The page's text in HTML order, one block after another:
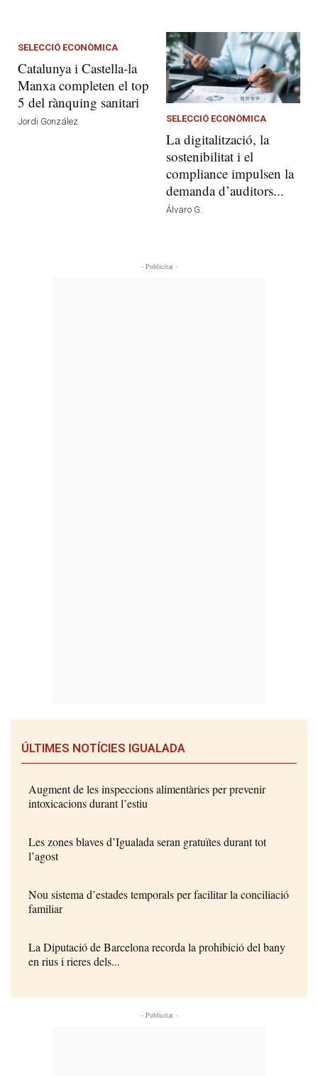
SELECCIÓ ECONÒMICA
Catalunya i Castella-la
Manxa completen el top
5 del rànquing sanitari
Jordi González SELECCIÓ ECONÒMICA
La digitalització, la
sostenibilitat i el
compliance impulsen la
demanda d’auditors...
Álvaro G.
- Publicitat -
ÚLTIMES NOTÍCIES IGUALADA
Augment de les inspeccions alimentàries per prevenir
intoxicacions durant l’estiu
Les zones blaves d’Igualada seran gratuïtes durant tot
l’agost
Nou sistema d’estades temporals per facilitar la conciliació
familiar
La Diputació de Barcelona recorda la prohibició del bany
en rius i rieres dels...
- Publicitat -